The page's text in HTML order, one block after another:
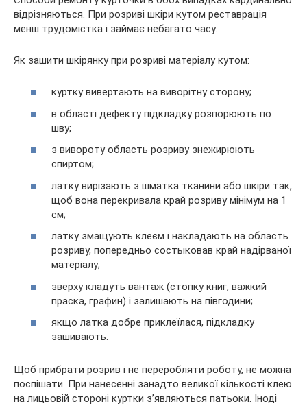
відрізняються. При розриві шкіри кутом реставрація
менш трудомістка і займає небагато часу.
Як зашити шкірянку при розриві матеріалу кутом:
куртку вивертають на виворітну сторону;
в області дефекту підкладку розпорюють по
шву;
з вивороту область розриву знежирюють
спиртом;
латку вирізають з шматка тканини або шкіри так,
щоб вона перекривала край розриву мінімум на 1
см;
латку змащують клеєм і накладають на область
розриву, попередньо состыковав край надірваної
матеріалу;
зверху кладуть вантаж (стопку книг, важкий
праска, графин) і залишають на півгодини;
якщо латка добре приклеїлася, підкладку
зашивають.
Щоб прибрати розрив і не переробляти роботу, не можна
поспішати. При нанесенні занадто великої кількості клею
на лицьовій стороні куртки з’являються патьоки. Іноді